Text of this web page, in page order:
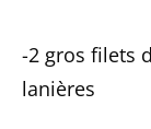
-2 gros filets
lanières